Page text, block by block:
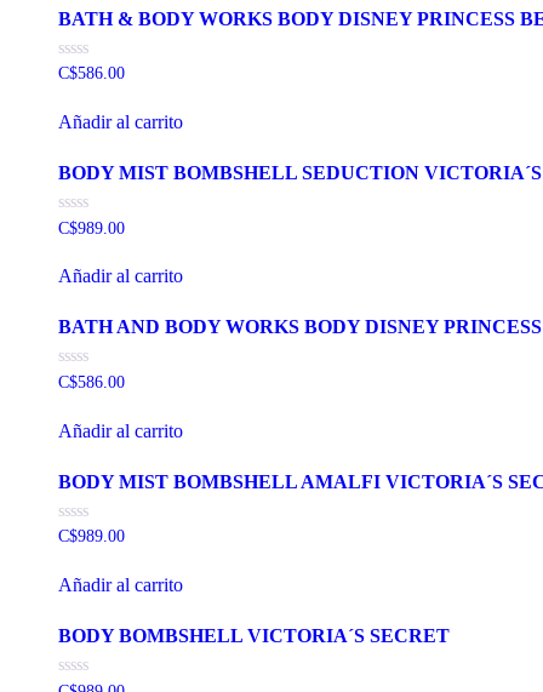
BATH & BODY WORKS BODY DISNEY PRINCESS
Valorado
de
C$586.00
Añadir al carrito
BODY MIST BOMBSHELL SEDUCTION
Valorado
de
C$989.00
Añadir al carrito
BATH AND BODY WORKS BODY DISNEY
Valorado
de
C$586.00
Añadir al carrito
BODY MIST BOMBSHELL AMALFI VICTORIA´S
Valorado
de
C$989.00
Añadir al carrito
BODY BOMBSHELL VICTORIA´S SECRET